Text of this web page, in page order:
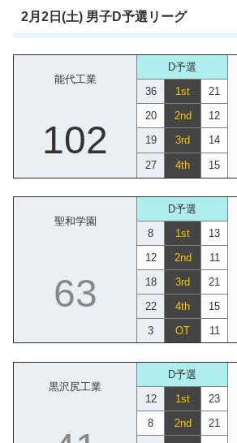
2月2日(土) 男子D予選リーグ
能代工業
D予選
36
1st 21
102
20 2nd 12
19 3rd 14
27 4th 15
聖和学園
D予選
8
1st 13
63
12 2nd 11
18 3rd
21
22
4th
15
3
OT 11
黒沢尻工業
D予選
12
1st 23
8 2nd 21